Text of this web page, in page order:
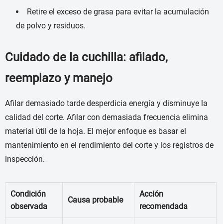
Retire el exceso de grasa para evitar la acumulación
de polvo y residuos.
Cuidado de la cuchilla: afilado,
reemplazo y manejo
Afilar demasiado tarde desperdicia energía y disminuye la
calidad del corte. Afilar con demasiada frecuencia elimina
material útil de la hoja. El mejor enfoque es basar el
mantenimiento en el rendimiento del corte y los registros de
inspección.
Condición
observada
Causa probable
Acción
recomendada